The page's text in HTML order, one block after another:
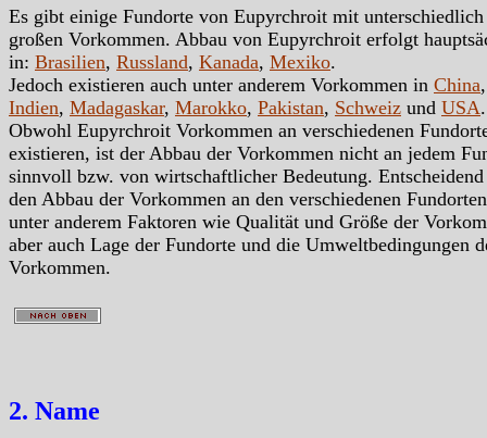
Es gibt einige Fundorte von Eupyrchroit mit unterschiedlich
großen Vorkommen. Abbau von Eupyrchroit erfolgt
in: Brasilien, Russland, Kanada, Mexiko.
Jedoch existieren auch unter anderem Vorkommen in China,
Indien, Madagaskar, Marokko, Pakistan, Schweiz und USA
Obwohl Eupyrchroit Vorkommen an verschiedenen
existieren, ist der Abbau der Vorkommen nicht an jedem
sinnvoll bzw. von wirtschaftlicher Bedeutung.
den Abbau der Vorkommen an den verschiedenen
unter anderem Faktoren wie Qualität und Größe der
aber auch Lage der Fundorte und die Umweltbedingungen
Vorkommen.
2. Name